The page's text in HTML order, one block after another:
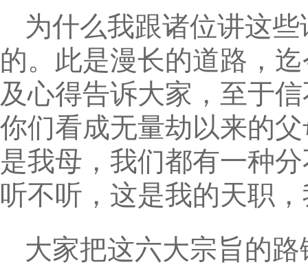
为什么我跟诸位讲这
的。此是漫长的道路，
及心得告诉大家，至于
你们看成无量劫以来的
是我母，我们都有一种
听不听，这是我的天职
大家把这六大宗旨的